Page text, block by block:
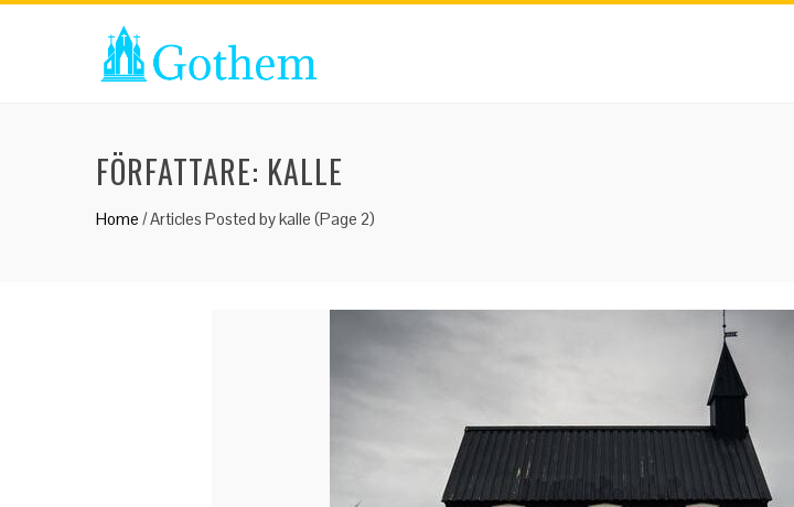
FÖRFATTARE: KALLE
Home /Articles Posted by kalle (Page 2)